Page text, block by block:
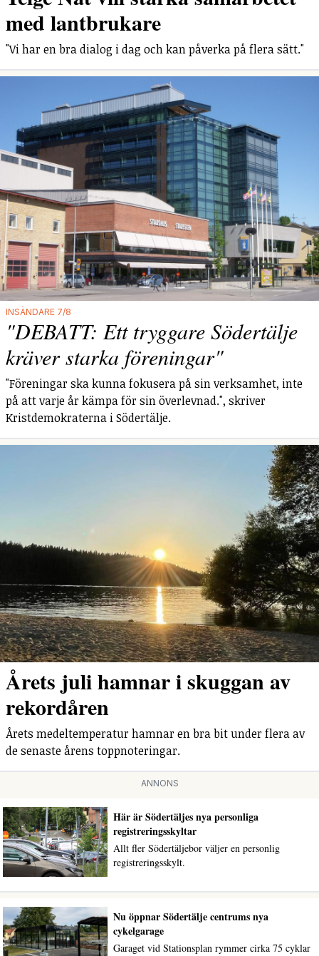
med lantbrukare
"Vi har en bra dialog i dag och kan påverka på flera sätt."
INSÄNDARE 7/8
"DEBATT: Ett tryggare Södertälje
kräver starka föreningar"
"Föreningar ska kunna fokusera på sin verksamhet, inte
på att varje år kämpa för sin överlevnad.", skriver
Kristdemokraterna i Södertälje.
Årets juli hamnar i skuggan av
rekordåren
Årets medeltemperatur hamnar en bra bit under flera av
de senaste årens toppnoteringar.
ANNONS
Här är Södertäljes nya personliga
registreringsskyltar
Allt fler Södertäljebor väljer en personlig
registreringsskylt.
Nu öppnar Södertälje centrums nya
cykelgarage
Garaget vid Stationsplan rymmer cirka 75 cyklar